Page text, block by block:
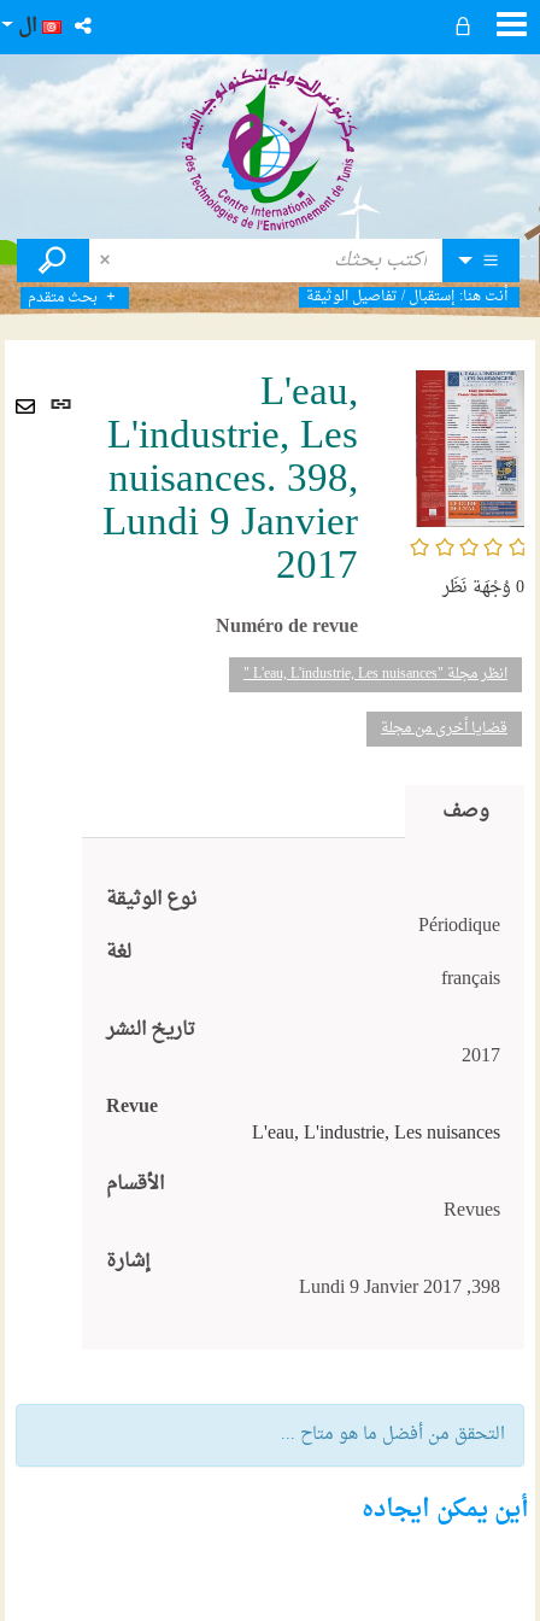
ال
بحث متقدم أنت هنا: إستقبال/تفاصيل الوثيقة
رابط
ثابت Envoyer
par
mail
/5
0وُجْهَة نَظَر
L'eau,
L'industrie, Les
nuisances. 398,
Lundi 9 Janvier
2017
Numéro de revue
انظر مجلة "L'eau, L'industrie, Les nuisances "
قضايا أخرى من مجلة
وصف
نوع الوثيقة
Périodique
لغة
français
تاريخ النشر
2017
Revue
L'eau, L'industrie, Les nuisances
الأقسام
Revues
إشارة
398, Lundi 9 Janvier 2017
التحقق من أفضل ما هو متاح ...
أين يمكن ايجاده